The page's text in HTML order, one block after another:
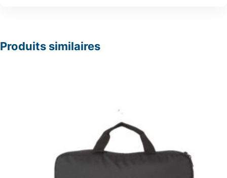
Produits similaires